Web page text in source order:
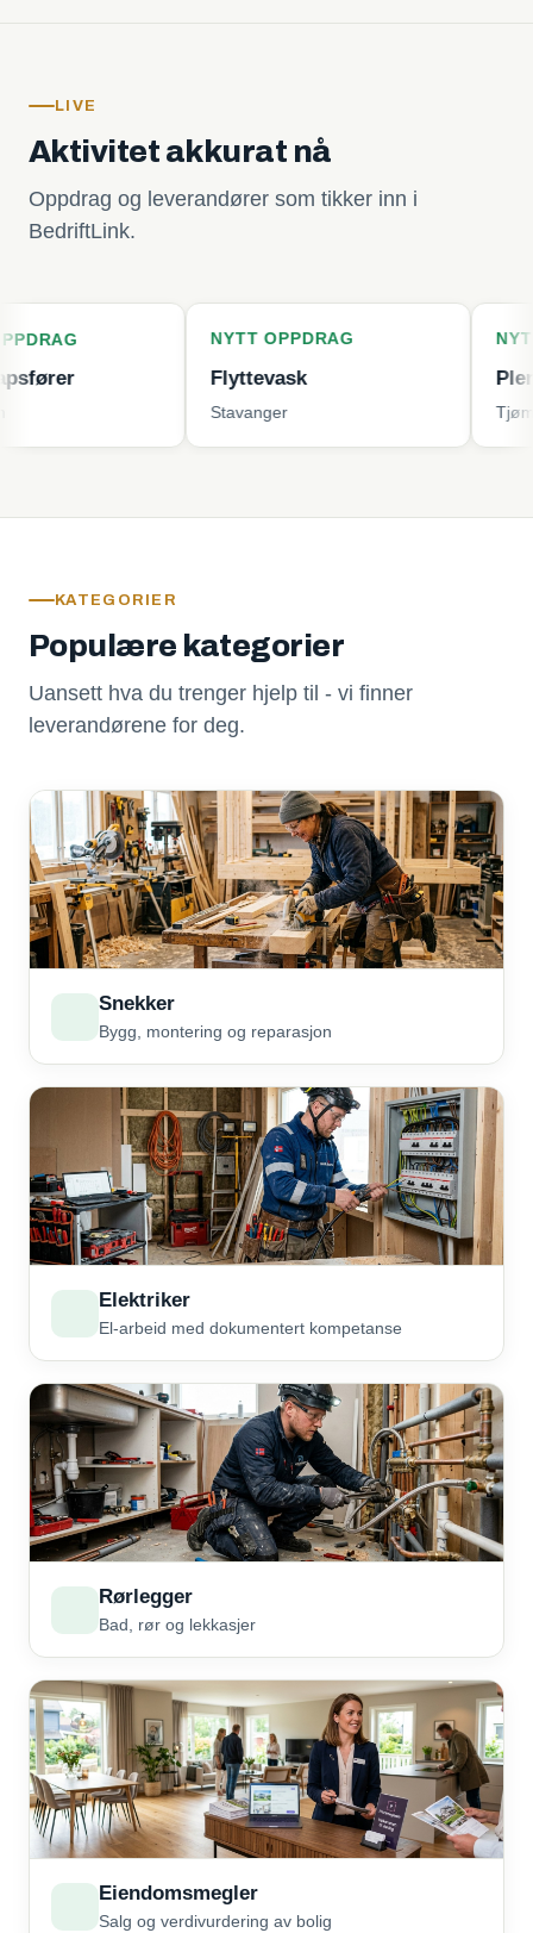
LIVE
Aktivitet akkurat nå
Oppdrag og leverandører som tikker inn i
BedriftLink.
NYTT OPPDRAG
Flyttevask
NYTT
Plenklipping
KATEGORIER
Populære kategorier
Uansett hva du trenger hjelp til - vi finner
leverandørene for deg.
Snekker
Bygg, montering og reparasjon
Elektriker
El-arbeid med dokumentert kompetanse
Rørlegger
Bad, rør og lekkasjer
Eiendomsmegler
Salg og verdivurdering av bolig